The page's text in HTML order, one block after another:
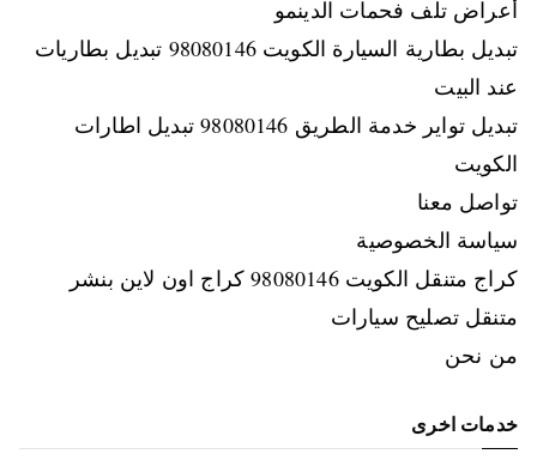
أعراض تلف فحمات الدينمو
تبديل بطارية السيارة الكويت 98080146‬ تبديل بطاريات
عند البيت
تبديل تواير خدمة الطريق 98080146‬ تبديل اطارات
الكويت
تواصل معنا
سياسة الخصوصية
كراج متنقل الكويت 98080146‬ كراج اون لاين بنشر
متنقل تصليح سيارات
من نحن
خدمات اخرى